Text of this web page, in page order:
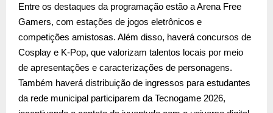
Entre os destaques da programação estão a Arena Free
Gamers, com estações de jogos eletrônicos e
competições amistosas. Além disso, haverá concursos de
Cosplay e K-Pop, que valorizam talentos locais por meio
de apresentações e caracterizações de personagens.
Também haverá distribuição de ingressos para estudantes
da rede municipal participarem da Tecnogame 2026,